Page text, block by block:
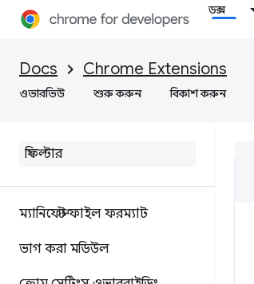
ডক্স
Docs Chrome Extensions
ওভারভিউ শুরু করুন বিকাশ করুন
ম্যানিফেস্ট ফাইল ফরম্যাট
ভাগ করা মডিউল